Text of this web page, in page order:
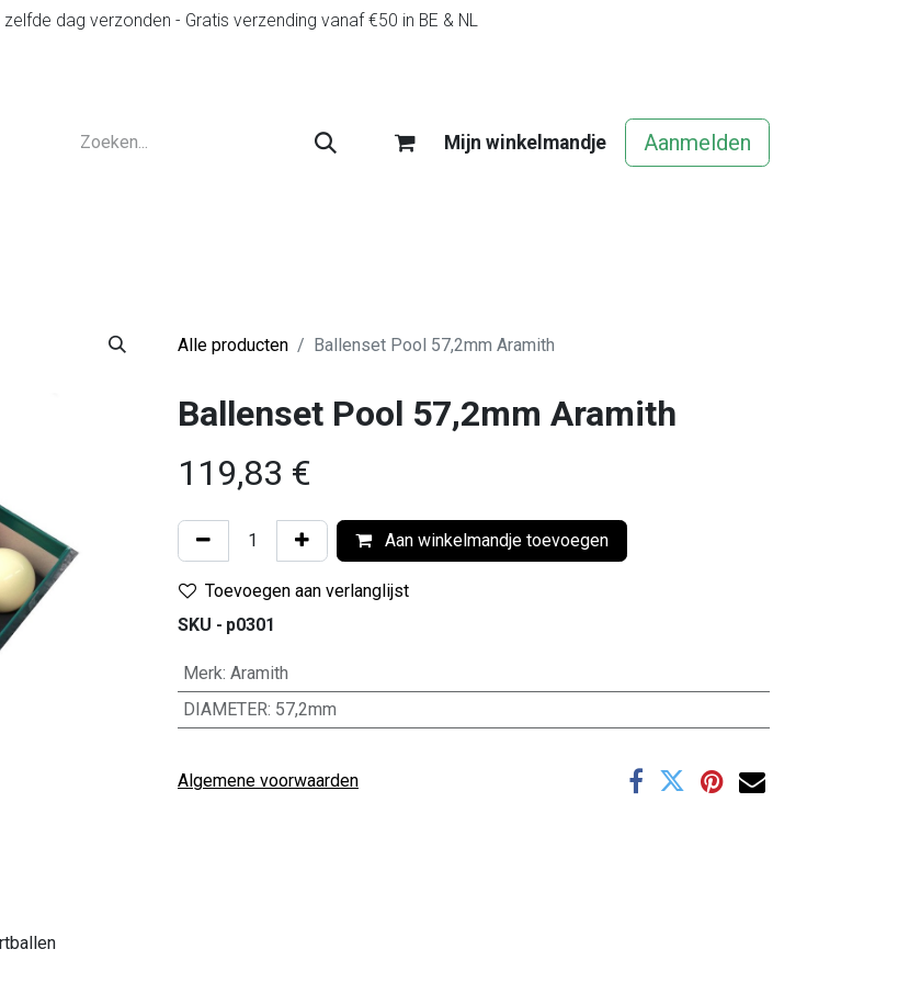
dag verzonden - Gratis verzending vanaf €50 in BE & NL
Mijn winkelmandje Aanmelden
Alle producten Ballenset Pool 57,2mm Aramith
Ballenset Pool 57,2mm Aramith
119,83 €
Aan winkelmandje toevoegen
Toevoegen aan verlanglijst
SKU - p0301
Merk: Aramith
DIAMETER: 57,2mm
Algemene voorwaarden